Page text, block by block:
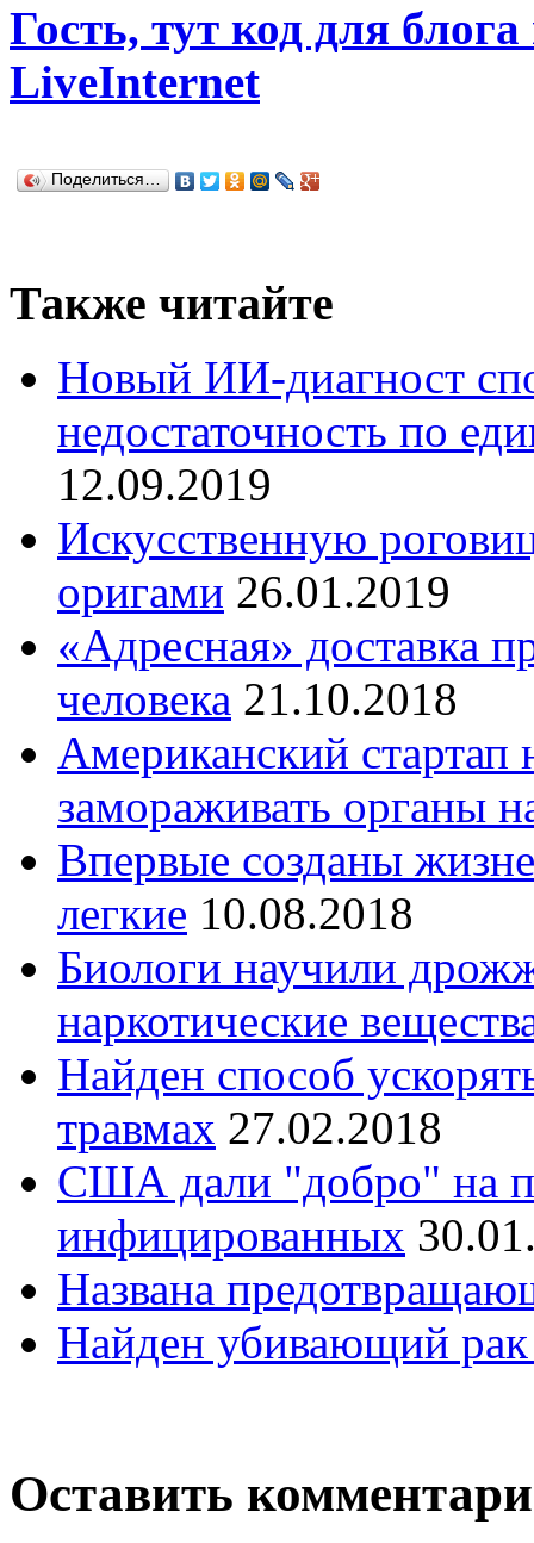
Гость, тут код для
LiveInternet
Поделиться…
Также читайте
Новый ИИ-диагност
недостаточность по
12.09.2019
Искусственную
оригами 26.01.2019
«Адресная» доставка
человека 21.10.2018
Американский стартап
замораживать органы
Впервые созданы
легкие 10.08.2018
Биологи научили
наркотические
Найден способ
травмах 27.02.2018
США дали "добро" на
инфицированных
Названа
Найден убивающий
Оставить